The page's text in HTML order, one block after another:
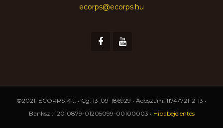
ecorps@ecorps.hu
©2021, ECORPS Kft. • Cg: 13-09-186929 • Adószám: 11747721-2-13 •
Banksz.: 12010879-01205099-00100003 • Hibabejelentés